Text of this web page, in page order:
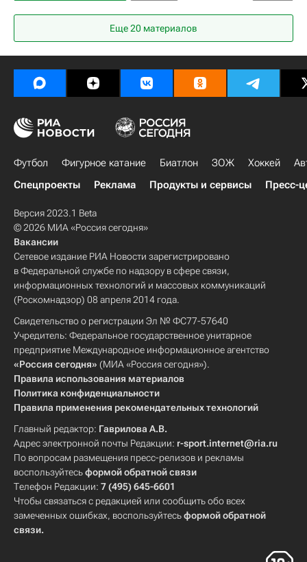
Рубен Невеш
Малком Неом
Аль-Наср
Еще 20 материалов
Футбол Фигурное катание Биатлон ЗОЖ Хоккей
Спецпроекты
Реклама Продукты и сервисы Пресс-
Версия 2023.1 Beta
© 2026 МИА «Россия сегодня»
Вакансии
Сетевое издание РИА Новости зарегистрировано
в Федеральной службе по надзору в сфере связи,
информационных технологий и массовых коммуникаций
(Роскомнадзор) 08 апреля 2014 года.
Свидетельство о регистрации Эл № ФС77-57640
Учредитель: Федеральное государственное унитарное
предприятие Международное информационное агентство
«Россия сегодня» (МИА «Россия сегодня»).
Правила использования материалов
Политика конфиденциальности
Правила применения рекомендательных технологий
Главный редактор: Гаврилова А.В.
Адрес электронной почты Редакции: r-sport.internet@ria.ru
По вопросам размещения пресс-релизов и рекламы
воспользуйтесьформой обратной связи
Телефон Редакции: 7 (495) 645-6601
Чтобы связаться с редакцией или сообщить обо всех
замеченных ошибках, воспользуйтесьформой обратной
связи.